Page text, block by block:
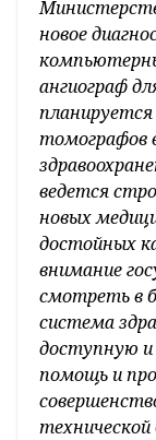
новое
ангиограф
томографов
ведется
новых
достойных
внимание
смотреть в
система
доступную
помощь и
технической